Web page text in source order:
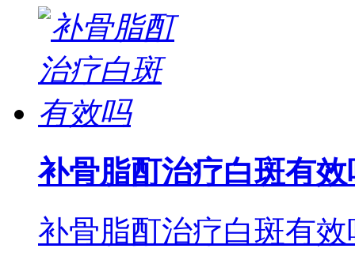
补骨脂酊治疗白斑有效
补骨脂酊治疗白斑有